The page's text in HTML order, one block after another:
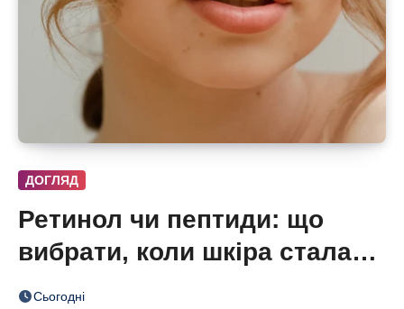
ДОГЛЯД
Ретинол чи пептиди: що
вибрати, коли шкіра стала
нерівною і чутливою
Сьогодні